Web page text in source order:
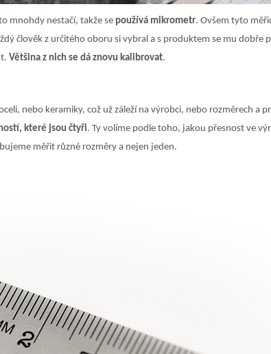
mnohdy nestačí, takže se používá mikrometr. Ovšem tyto
člověk z určitého oboru si vybral a s produktem se mu
Většina z nich se dá znovu kalibrovat.
nebo keramiky, což už záleží na výrobci, nebo rozměrech
které jsou čtyři. Ty volíme podle toho, jakou přesnost ve
měřit různé rozměry a nejen jeden.